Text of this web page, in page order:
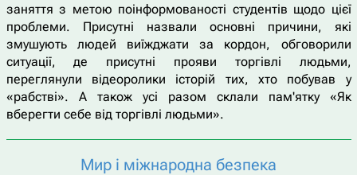
заняття з метою поінформованості студентів щодо цієї
проблеми. Присутні назвали основні причини, які
змушують людей виїжджати за кордон, обговорили
ситуації, де присутні прояви торгівлі людьми,
переглянули відеоролики історій тих, хто побував у
«рабстві». А також усі разом склали пам'ятку «Як
вберегти себе від торгівлі людьми».
Мир і міжнародна безпека